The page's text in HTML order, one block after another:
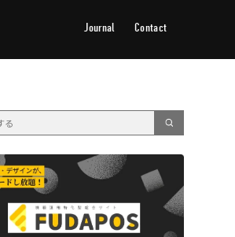
Journal Contact